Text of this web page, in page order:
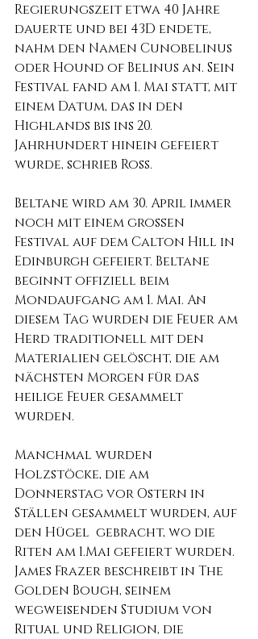
Regierungszeit etwa 40 Jahre
dauerte und bei 43D endete,
nahm den Namen Cunobelinus
oder Hound of Belinus an. Sein
Festival fand am 1. Mai statt, mit
einem Datum, das in den
Highlands bis ins 20.
Jahrhundert hinein gefeiert
wurde, schrieb Ross.
Beltane wird am 30. April immer
noch mit einem großen
Festival auf dem Calton Hill in
Edinburgh gefeiert. Beltane
beginnt offiziell beim
Mondaufgang am 1. Mai. An
diesem Tag wurden die Feuer am
Herd traditionell mit den
Materialien gelöscht, die am
nächsten Morgen für das
heilige Feuer gesammelt
wurden.
Manchmal wurden
Holzstöcke, die am
Donnerstag vor Ostern in
Ställen gesammelt wurden, auf
den Hügel  gebracht, wo die
Riten am 1.Mai gefeiert wurden.
James Frazer beschreibt in The
Golden Bough, seinem
wegweisenden Studium von
Ritual und Religion, die